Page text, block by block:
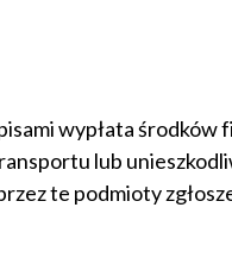
wypłata
lub
te podmioty